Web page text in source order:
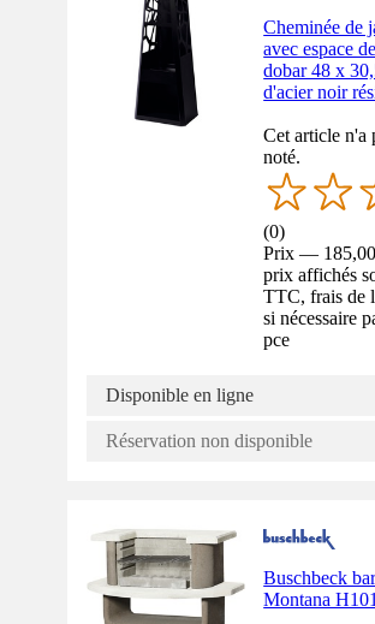
Cheminée de
avec espace
dobar 48 x
d'acier noir
Cet article n'a
noté.
(0)
Prix —
prix affichés
TTC, frais de
si nécessaire
pce
Disponible en ligne
Réservation non disponible
Buschbeck
Montana